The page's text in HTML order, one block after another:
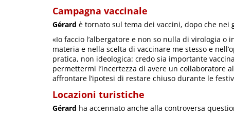
Campagna vaccinale
Gérard è tornato sul tema dei vaccini, dopo che nei
«Io faccio l’albergatore e non so nulla di virologia
materia e nella scelta di vaccinare me stesso e
pratica, non ideologica: credo sia importante
permettermi l’incertezza di avere un collaboratore
affrontare l’ipotesi di restare chiuso durante le
Locazioni turistiche
Gérard ha accennato anche alla controversa